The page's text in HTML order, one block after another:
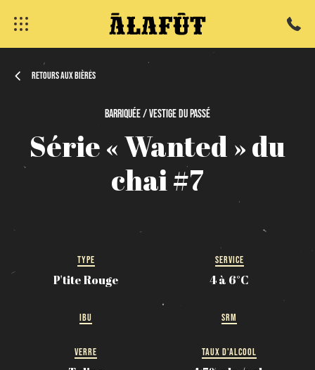
Retours aux bières
Barriquée / Vestigedupassé
Série«Wanted »du
chai#7
TYPE
P'tite Rouge
SERVICE
4 à 6°C
IBU SRM
VERRE TAUX D'ALCOOL